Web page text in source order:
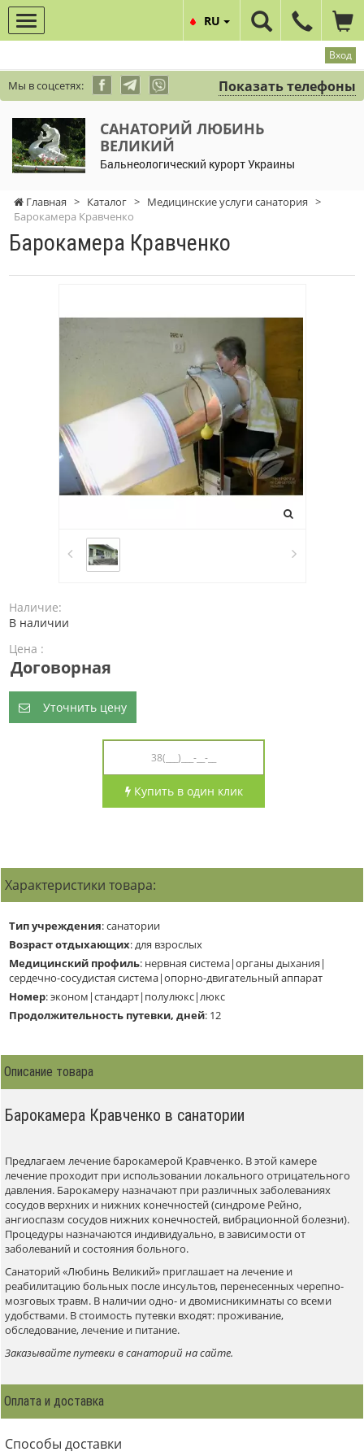
Вход
Мы в соцсетях: Показать телефоны
САНАТОРИЙ ЛЮБИНЬ
ВЕЛИКИЙ
Бальнеологический курорт Украины
RU
Главная > Каталог > Медицинские услуги санатория >
Барокамера Кравченко
Барокамера Кравченко
Наличие:
В наличии
Цена :
Договорная
Уточнить цену
Купить в один клик
Характеристики товара:
Тип учреждения:санатории
Возраст отдыхающих: для взрослых
Медицинский профиль: нервная система|органы дыхания|
сердечно-сосудистая система|опорно-двигательный аппарат
Номер:эконом|стандарт|полулюкс|люкс
Продолжительность путевки, дней: 12
Описание товара
Барокамера Кравченко в санатории
Предлагаем лечение барокамерой Кравченко. В этой камере
лечение проходит при использовании локального отрицательного
давления. Барокамеру назначают при различных заболеваниях
сосудов верхних и нижних конечностей (синдроме Рейно,
ангиоспазм сосудов нижних конечностей, вибрационной болезни).
Процедуры назначаются индивидуально, в зависимости от
заболеваний и состояния больного.
Санаторий «Любинь Великий» приглашает на лечение и
реабилитацию больных после инсультов, перенесенных черепно-
мозговых травм. В наличии одно- и двомисникимнаты со всеми
удобствами. В стоимость путевки входят: проживание,
обследование, лечение и питание.
Заказывайте путевки в санаторий на сайте.
Оплата и доставка
Способы доставки